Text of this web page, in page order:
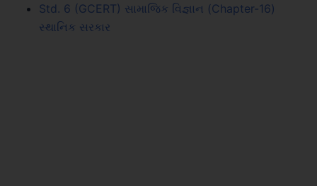
Std. 6 (GCERT) સામાજિક વિજ્ઞાન (Chapter-16)
સ્થાનિક સરકાર